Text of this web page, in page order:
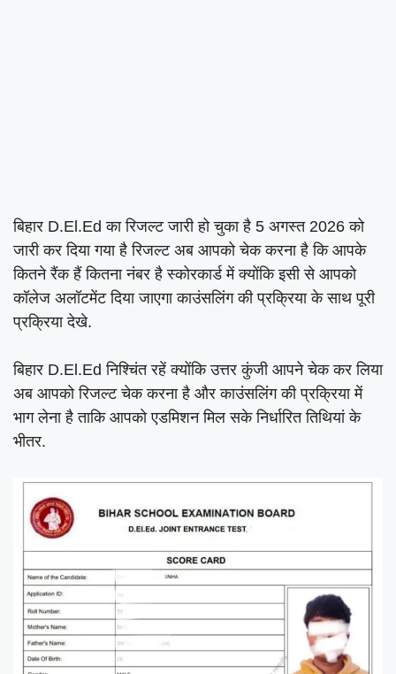
बिहार D.El.Ed का रिजल्ट जारी हो चुका है 5 अगस्त 2026 को
जारी कर दिया गया है रिजल्ट अब आपको चेक करना है कि आपके
कितने रैंक हैं कितना नंबर है स्कोरकार्ड में क्योंकि इसी से आपको
कॉलेज अलॉटमेंट दिया जाएगा काउंसलिंग की प्रक्रिया के साथ पूरी
प्रक्रिया देखे.
बिहार D.El.Ed निश्चिंत रहें क्योंकि उत्तर कुंजी आपने चेक कर लिया
अब आपको रिजल्ट चेक करना है और काउंसलिंग की प्रक्रिया में
भाग लेना है ताकि आपको एडमिशन मिल सके निर्धारित तिथियां के
भीतर.